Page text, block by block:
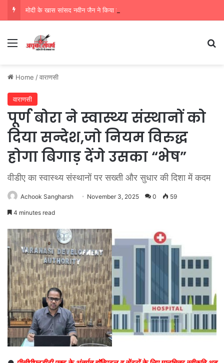
Menu
Home /वाराणसी
वाराणसी
पूर्ण बोरा ने स्वास्थ्य संस्थानों को
दिया सन्देश,जो नियम विरुद्ध
होगा बिगाड़ देंगे उसका “भेष”
वीडीए का स्वास्थ्य संस्थानों पर सख्ती और सुधार की दिशा में कदम
Achook Sangharsh November 3, 2025 0 59
4 minutes read